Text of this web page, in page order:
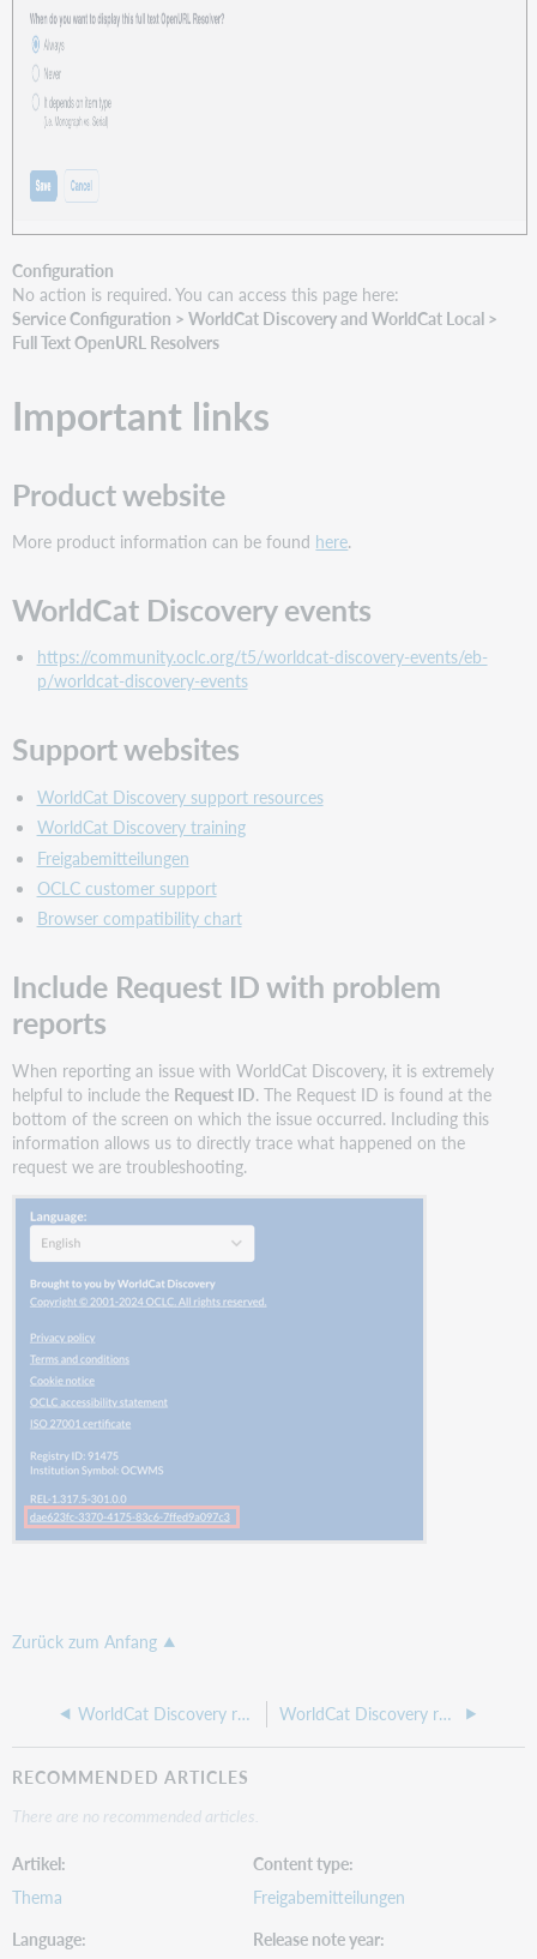
Configuration
No action is required. You can access this page here:
Service Configuration > WorldCat Discovery and WorldCat Local >
Full Text OpenURL Resolvers
Important links
Product website
More product information can be found here.
WorldCat Discovery events
https://community.oclc.org/t5/worldcat-discovery-events/eb-
p/worldcat-discovery-events
Support websites
WorldCat Discovery support resources
WorldCat Discovery training
Freigabemitteilungen
OCLC customer support
Browser compatibility chart
Include Request ID with problem
reports
When reporting an issue with WorldCat Discovery, it is extremely
helpful to include the Request ID. The Request ID is found at the
bottom of the screen on which the issue occurred. Including this
information allows us to directly trace what happened on the
request we are troubleshooting.
Zurück zum Anfang
WorldCat Discovery release notes, 20 August 2025 WorldCat Discovery release notes, 31 July 2025
RECOMMENDED ARTICLES
There are no recommended articles.
Artikel
Thema
Content type
Freigabemitteilungen
Language
Release note year